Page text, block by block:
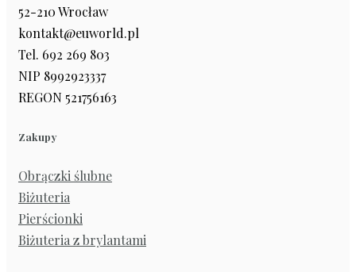
52-210 Wrocław
kontakt@euworld.pl
Tel. 692 269 803
NIP 8992923337
REGON 521756163
Zakupy
Obrączki ślubne
Biżuteria
Pierścionki
Biżuteria z brylantami